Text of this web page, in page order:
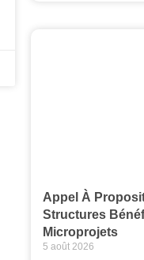
Appel À
Structures
Microprojets
5 août 2026